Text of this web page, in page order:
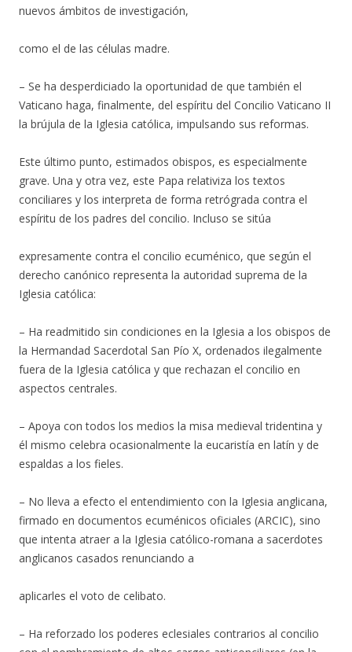
nuevos ámbitos de investigación,
como el de las células madre.
– Se ha desperdiciado la oportunidad de que también el
Vaticano haga, finalmente, del espíritu del Concilio Vaticano II
la brújula de la Iglesia católica, impulsando sus reformas.
Este último punto, estimados obispos, es especialmente
grave. Una y otra vez, este Papa relativiza los textos
conciliares y los interpreta de forma retrógrada contra el
espíritu de los padres del concilio. Incluso se sitúa
expresamente contra el concilio ecuménico, que según el
derecho canónico representa la autoridad suprema de la
Iglesia católica:
– Ha readmitido sin condiciones en la Iglesia a los obispos de
la Hermandad Sacerdotal San Pío X, ordenados ilegalmente
fuera de la Iglesia católica y que rechazan el concilio en
aspectos centrales.
– Apoya con todos los medios la misa medieval tridentina y
él mismo celebra ocasionalmente la eucaristía en latín y de
espaldas a los fieles.
– No lleva a efecto el entendimiento con la Iglesia anglicana,
firmado en documentos ecuménicos oficiales (ARCIC), sino
que intenta atraer a la Iglesia católico-romana a sacerdotes
anglicanos casados renunciando a
aplicarles el voto de celibato.
– Ha reforzado los poderes eclesiales contrarios al concilio